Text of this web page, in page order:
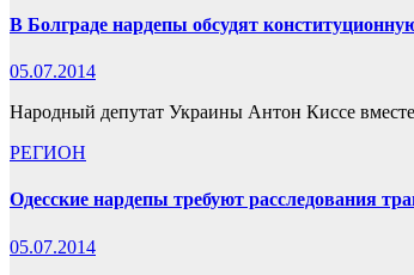
В Болграде нардепы обсудят
05.07.2014
Народный депутат Украины Антон Киссе
РЕГИОН
Одесские нардепы требуют расследования
05.07.2014